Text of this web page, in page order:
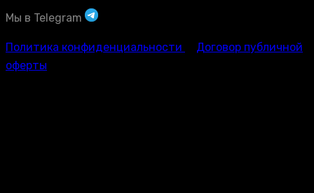
Мы в Telegram
Политика конфиденциальности
Договор публичной
оферты